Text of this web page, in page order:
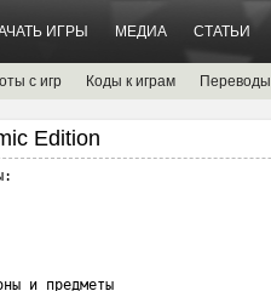
ИГРЫ МЕДИА СТАТЬИ
с игр Коды к играм Переводы
Edition
и предметы